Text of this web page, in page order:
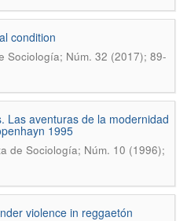
condition
Sociología; Núm. 32 (2017); 89-
Las aventuras de la modernidad
1995
de Sociología; Núm. 10 (1996);
violence in reggaetón